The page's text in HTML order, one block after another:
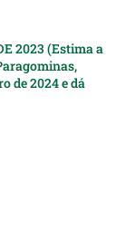
2023 (Estima a
de 2024 e dá